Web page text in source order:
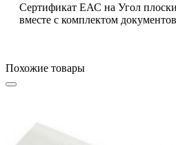
Сертификат ЕАС на Угол
вместе с комплектом
Похожие товары